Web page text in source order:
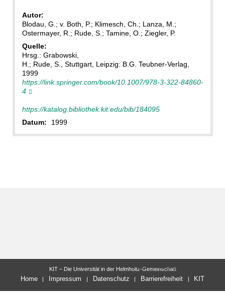
Autor:
Blodau, G.; v. Both, P.; Klimesch, Ch.; Lanza, M.;
Ostermayer, R.; Rude, S.; Tamine, O.; Ziegler, P.
Quelle:
Hrsg.: Grabowski,
H.; Rude, S., Stuttgart, Leipzig: B.G. Teubner-Verlag,
1999
https://link.springer.com/book/10.1007/978-3-322-84860-
4
https://katalog.bibliothek.kit.edu/bib/184095
Datum:
1999
letzte Änderung: 02.12.2024
KIT – Die Universität in der Helmholtz-Gemeinschaft
Home Impressum Datenschutz Barrierefreiheit KIT